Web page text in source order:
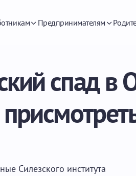
Предпринимателям
спад в
Силезского института